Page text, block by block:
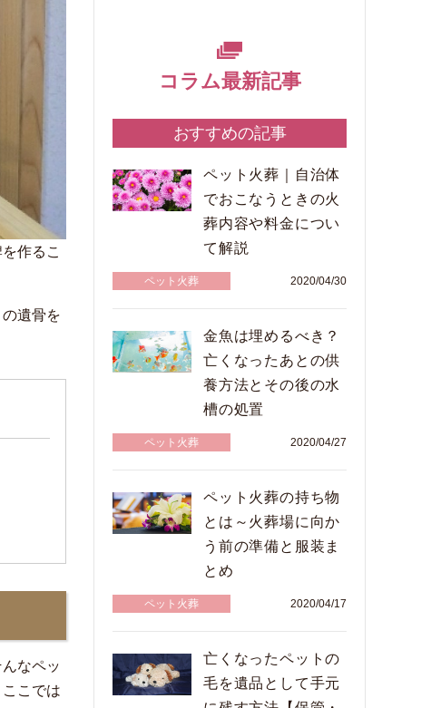
作るこ
遺骨を
なペッ
こでは
コラム最新記事
おすすめの記事
ペット火葬｜自治体
でおこなうときの火
葬内容や料金につい
て解説
ペット火葬 2020/04/30
金魚は埋めるべき？
亡くなったあとの供
養方法とその後の水
槽の処置
ペット火葬 2020/04/27
ペット火葬の持ち物
とは～火葬場に向か
う前の準備と服装ま
とめ
ペット火葬 2020/04/17
亡くなったペットの
毛を遺品として手元